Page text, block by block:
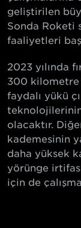
geliştirilen
Sonda Roketi
faaliyetleri
2023 yılında
300 kilometre
faydalı yükü
olacaktır.
kademesinin
daha yüksek
yörünge
için de